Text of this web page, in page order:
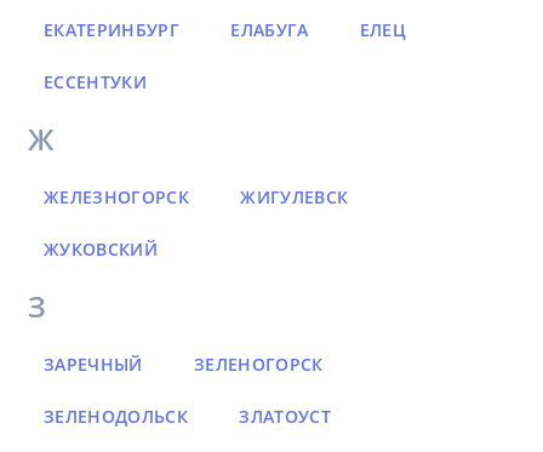
ЕКАТЕРИНБУРГ ЕЛАБУГА ЕЛЕЦ
ЕССЕНТУКИ
Ж
ЖЕЛЕЗНОГОРСК ЖИГУЛЕВСК
ЖУКОВСКИЙ
З
ЗАРЕЧНЫЙ ЗЕЛЕНОГОРСК
ЗЕЛЕНОДОЛЬСК ЗЛАТОУСТ